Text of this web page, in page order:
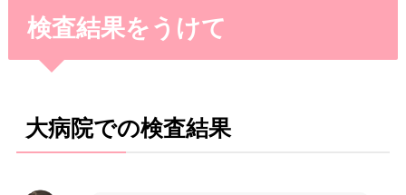
検査結果をうけて
大病院での検査結果